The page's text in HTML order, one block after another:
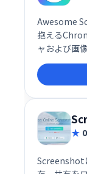
Awesome
抱える
ャおよび画
する方法と
た。以前の
た。
Screenshot